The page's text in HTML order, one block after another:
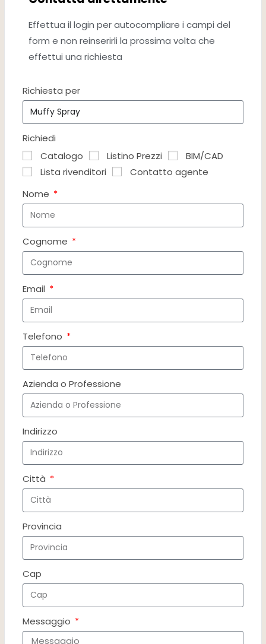
Effettua il login per autocompliare i campi del
form e non reinserirli la prossima volta che
effettui una richiesta
Richiesta per
Richiedi
Catalogo
Listino Prezzi
BIM/CAD
Lista rivenditori
Contatto agente
Nome
Cognome
Email
Telefono
Azienda o Professione
Indirizzo
Città
Provincia
Cap
Messaggio